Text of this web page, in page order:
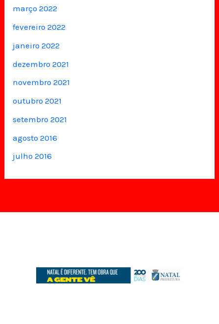
março 2022
fevereiro 2022
janeiro 2022
dezembro 2021
novembro 2021
outubro 2021
setembro 2021
agosto 2016
julho 2016